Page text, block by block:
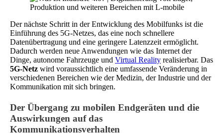
Der nächste Schritt in der Entwicklung des Mobilfunks ist die
Einführung des 5G-Netzes, das eine noch schnellere
Datenübertragung und eine geringere Latenzzeit ermöglicht.
Dadurch werden neue Anwendungen wie das Internet der
Dinge, autonome Fahrzeuge und Virtual Reality realisierbar. Das
5G-Netz wird voraussichtlich eine umfassende Veränderung in
verschiedenen Bereichen wie der Medizin, der Industrie und der
Kommunikation mit sich bringen.
Der Übergang zu mobilen Endgeräten und die
Auswirkungen auf das
Kommunikationsverhalten